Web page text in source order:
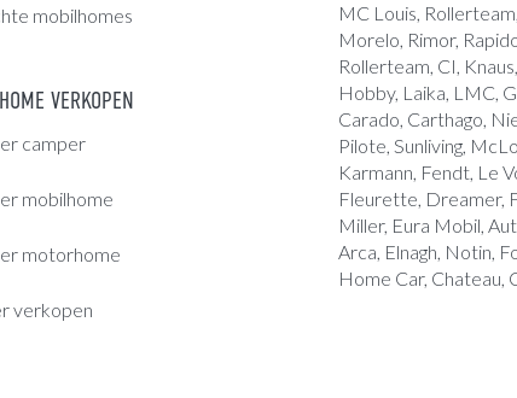
mobilhomes
VERKOPEN
camper
mobilhome
motorhome
verkopen
MC Louis,
Morelo, Rimor,
Rollerteam, CI,
Hobby, Laika, LMC,
Carado, Carthago,
Pilote, Sunliving,
Karmann, Fendt, Le
Fleurette, Dreamer,
Miller, Eura Mobil,
Arca, Elnagh, Notin,
Home Car, Chateau,